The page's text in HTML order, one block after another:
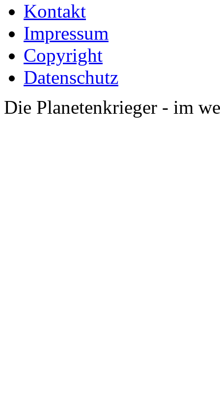
Kontakt
Impressum
Copyright
Datenschutz
Die Planetenkrieger - im